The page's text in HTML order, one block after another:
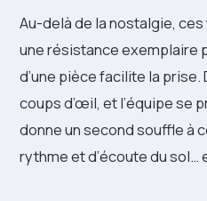
Au-delà de la nostalgie,
une résistance exemplaire
d’une pièce facilite la
coups d’œil, et l’équipe se
donne un second souffle à
rythme et d’écoute du sol…